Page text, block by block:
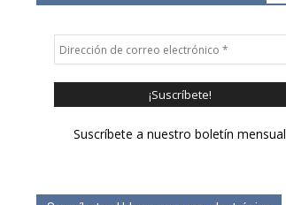
Suscríbete a nuestro boletín mensual